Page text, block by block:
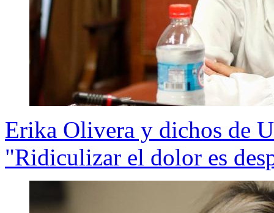
Erika Olivera y dichos de
"Ridiculizar el dolor es